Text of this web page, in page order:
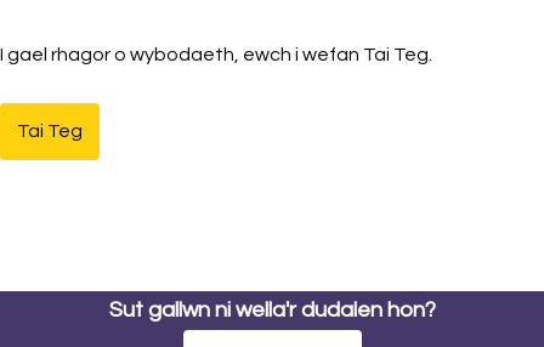
I gael rhagor o wybodaeth, ewch i wefan Tai Teg.
Tai Teg
(yn agor mewn tab newydd)
Sut gallwn ni wella'r dudalen hon?